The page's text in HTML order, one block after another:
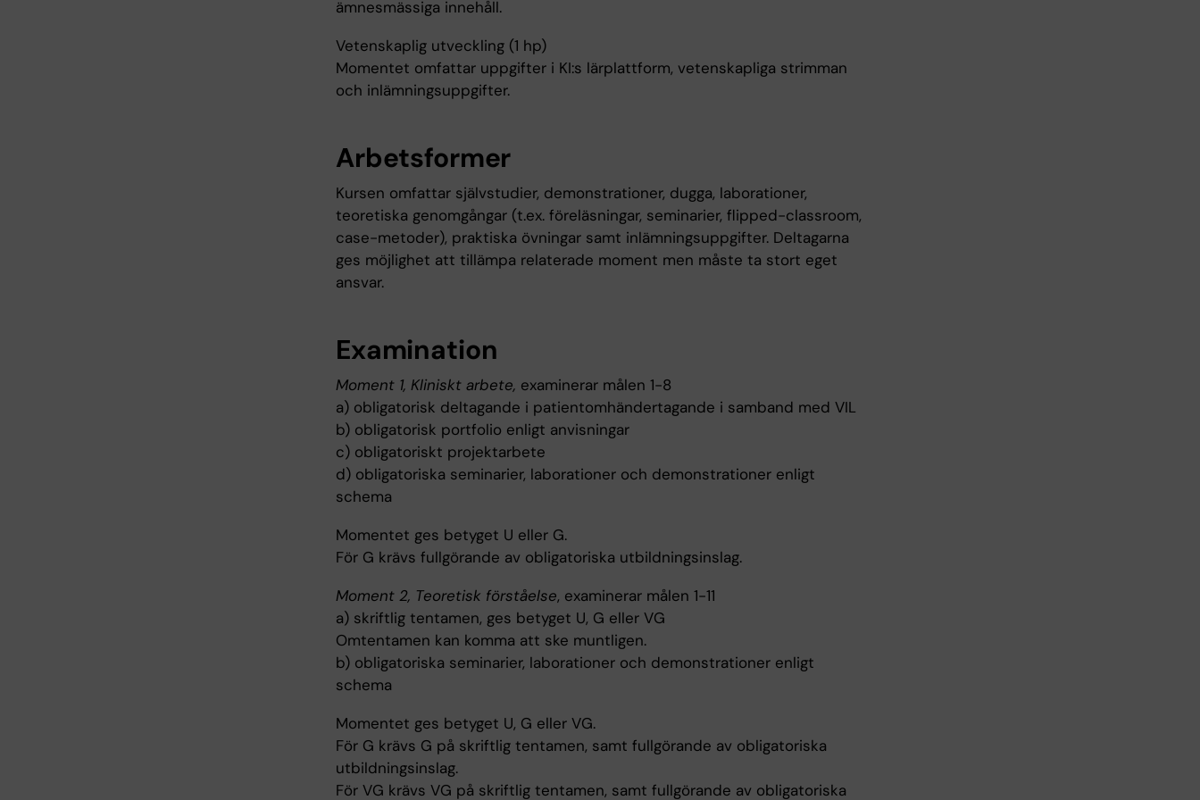
ämnesmässiga innehåll.
Vetenskaplig utveckling (1 hp)
Momentet omfattar uppgifter i KI:s lärplattform, vetenskapliga strimman
och inlämningsuppgifter.
Arbetsformer
Kursen omfattar självstudier, demonstrationer, dugga, laborationer,
teoretiska genomgångar (t.ex. föreläsningar, seminarier, flipped-classroom,
case-metoder), praktiska övningar samt inlämningsuppgifter. Deltagarna
ges möjlighet att tillämpa relaterade moment men måste ta stort eget
ansvar.
Examination
Moment 1, Kliniskt arbete, examinerar målen 1-8
a) obligatorisk deltagande i patientomhändertagande i samband med VIL
b) obligatorisk portfolio enligt anvisningar
c) obligatoriskt projektarbete
d) obligatoriska seminarier, laborationer och demonstrationer enligt
schema
Momentet ges betyget U eller G.
För G krävs fullgörande av obligatoriska utbildningsinslag.
Moment 2, Teoretisk förståelse, examinerar målen 1-11
a) skriftlig tentamen, ges betyget U, G eller VG
Omtentamen kan komma att ske muntligen.
b) obligatoriska seminarier, laborationer och demonstrationer enligt
schema
Momentet ges betyget U, G eller VG.
För G krävs G på skriftlig tentamen, samt fullgörande av obligatoriska
utbildningsinslag.
För VG krävs VG på skriftlig tentamen, samt fullgörande av obligatoriska